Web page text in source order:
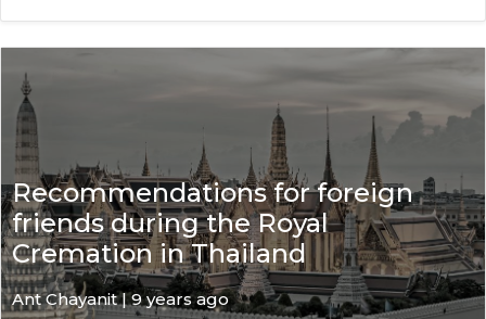
Recommendations for foreign
friends during the Royal
Cremation in Thailand
Ant Chayanit | 9 years ago